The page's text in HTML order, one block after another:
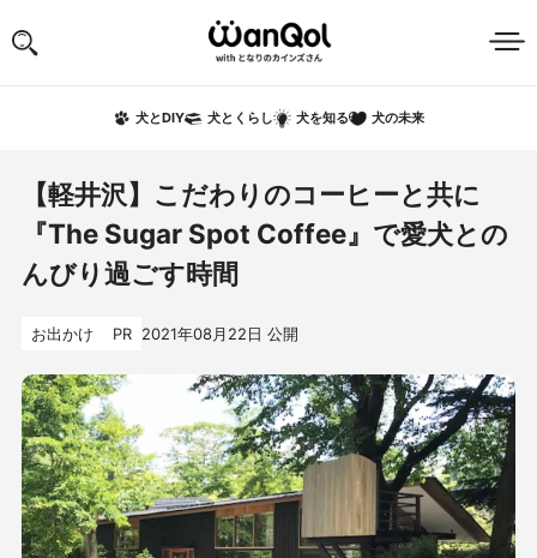
犬とDIY 犬とくらし 犬を知る 犬の未来
【軽井沢】こだわりのコーヒーと共に
『The Sugar Spot Coffee』で愛犬との
んびり過ごす時間
お出かけ PR 2021年08月22日 公開